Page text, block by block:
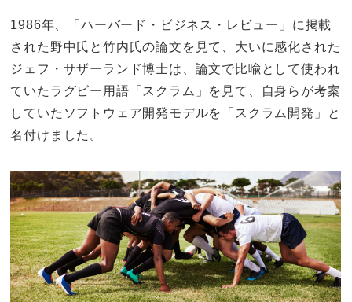
1986年、「ハーバード・ビジネス・レビュー」に掲載
された野中氏と竹内氏の論文を見て、大いに感化された
ジェフ・サザーランド博士は、論文で比喩として使われ
ていたラグビー用語「スクラム」を見て、自身らが考案
していたソフトウェア開発モデルを「スクラム開発」と
名付けました。